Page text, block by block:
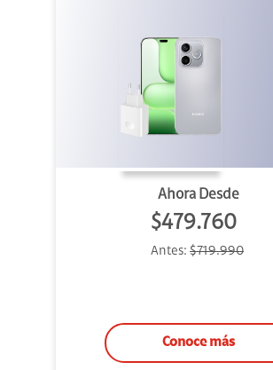
Ahora Desde
$479.760
Antes: $719.990
Conoce más